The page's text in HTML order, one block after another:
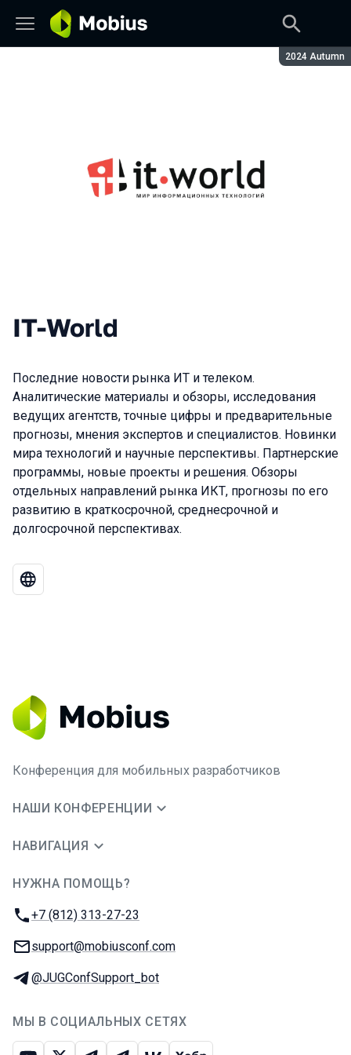
Сезон:
2024 Autumn
IT-World
Последние новости рынка ИТ и телеком.
Аналитические материалы и обзоры, исследования
ведущих агентств, точные цифры и предварительные
прогнозы, мнения экспертов и специалистов. Новинки
мира технологий и научные перспективы. Партнерские
программы, новые проекты и решения. Обзоры
отдельных направлений рынка ИКТ, прогнозы по его
развитию в краткосрочной, среднесрочной и
долгосрочной перспективах.
Конференция для мобильных разработчиков
НАШИ КОНФЕРЕНЦИИ
НАВИГАЦИЯ
НУЖНА ПОМОЩЬ?
Телефон:
+7 (812) 313-27-23
E-mail:
support@mobiusconf.com
Телеграм:
@JUGConfSupport_bot
МЫ В СОЦИАЛЬНЫХ СЕТЯХ